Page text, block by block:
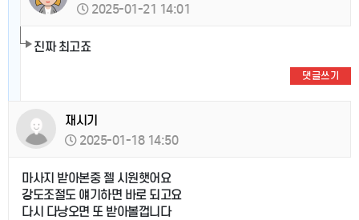
2025-01-21 14:01
진짜 최고죠
댓글쓰기
재시기
2025-01-18 14:50
마사지 받아본중 젤 시원햇어요
강도조절도 얘기하면 바로 되고요
다시 다낭오면 또 받아볼껍니다